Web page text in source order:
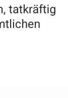
tatkräftig